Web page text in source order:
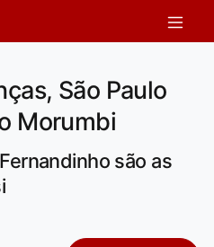
São Paulo
Morumbi
são as